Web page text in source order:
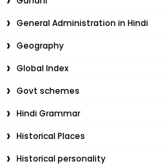
General Administration in Hindi
Geography
Global Index
Govt schemes
Hindi Grammar
Historical Places
Historical personality